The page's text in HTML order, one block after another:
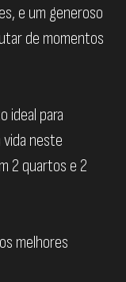
e um generoso
de momentos
ideal para
vida neste
2 quartos e 2
melhores